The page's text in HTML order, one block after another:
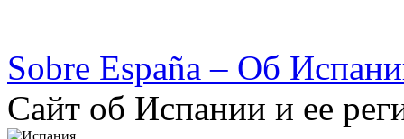
Sobre España – Об
Сайт об Испании и ее